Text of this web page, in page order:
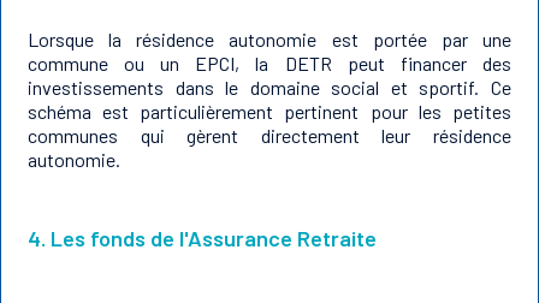
Lorsque la résidence autonomie est portée par une
commune ou un EPCI, la DETR peut financer des
investissements dans le domaine social et sportif. Ce
schéma est particulièrement pertinent pour les petites
communes qui gèrent directement leur résidence
autonomie.
4. Les fonds de l'Assurance Retraite